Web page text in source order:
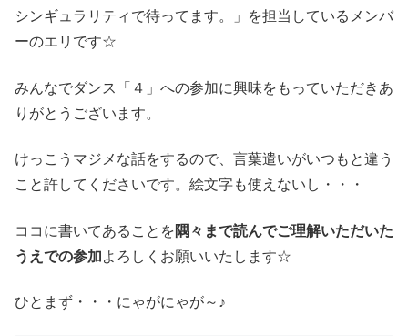
シンギュラリティで待ってます。」を担当しているメンバ
ーのエリです☆
みんなでダンス「４」への参加に興味をもっていただきあ
りがとうございます。
けっこうマジメな話をするので、言葉遣いがいつもと違う
こと許してくださいです。絵文字も使えないし・・・
ココに書いてあることを隅々まで読んでご理解いただいた
うえでの参加よろしくお願いいたします☆
ひとまず・・・にゃがにゃが～♪